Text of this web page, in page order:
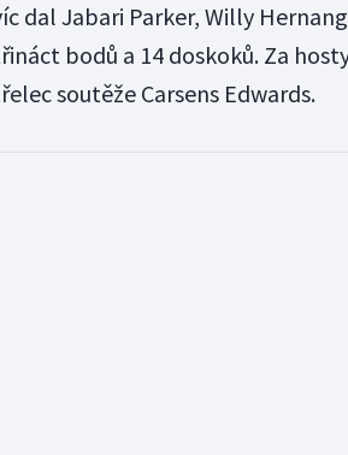
dal Jabari Parker, Willy
bodů a 14 doskoků. Za
soutěže Carsens Edwards.